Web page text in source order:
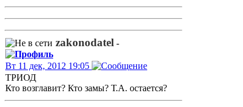
zakonodatel -
Вт 11 дек, 2012 19:05
ТРИОД
Кто возглавит? Кто замы? Т.А. остается?